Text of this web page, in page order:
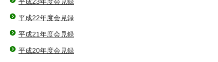
平成22年度会見録
平成21年度会見録
平成20年度会見録